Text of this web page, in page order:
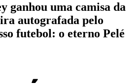
ganhou uma camisa da
autografada pelo
futebol: o eterno Pelé